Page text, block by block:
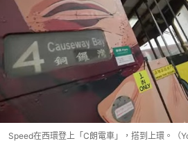
Speed在西環登上「C朗電車」，搭到上環。（